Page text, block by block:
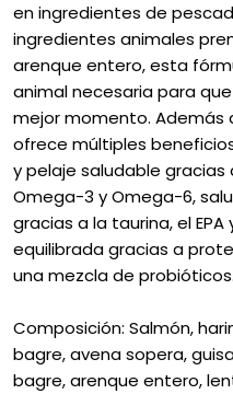
en ingredientes de
ingredientes animales
arenque entero, esta
animal necesaria para
mejor momento.
ofrece múltiples
y pelaje saludable gracias
Omega-3 y Omega-6,
gracias a la taurina, el EPA
equilibrada gracias a
una mezcla de probióticos.
Composición: Salmón,
bagre, avena sopera,
bagre, arenque entero,